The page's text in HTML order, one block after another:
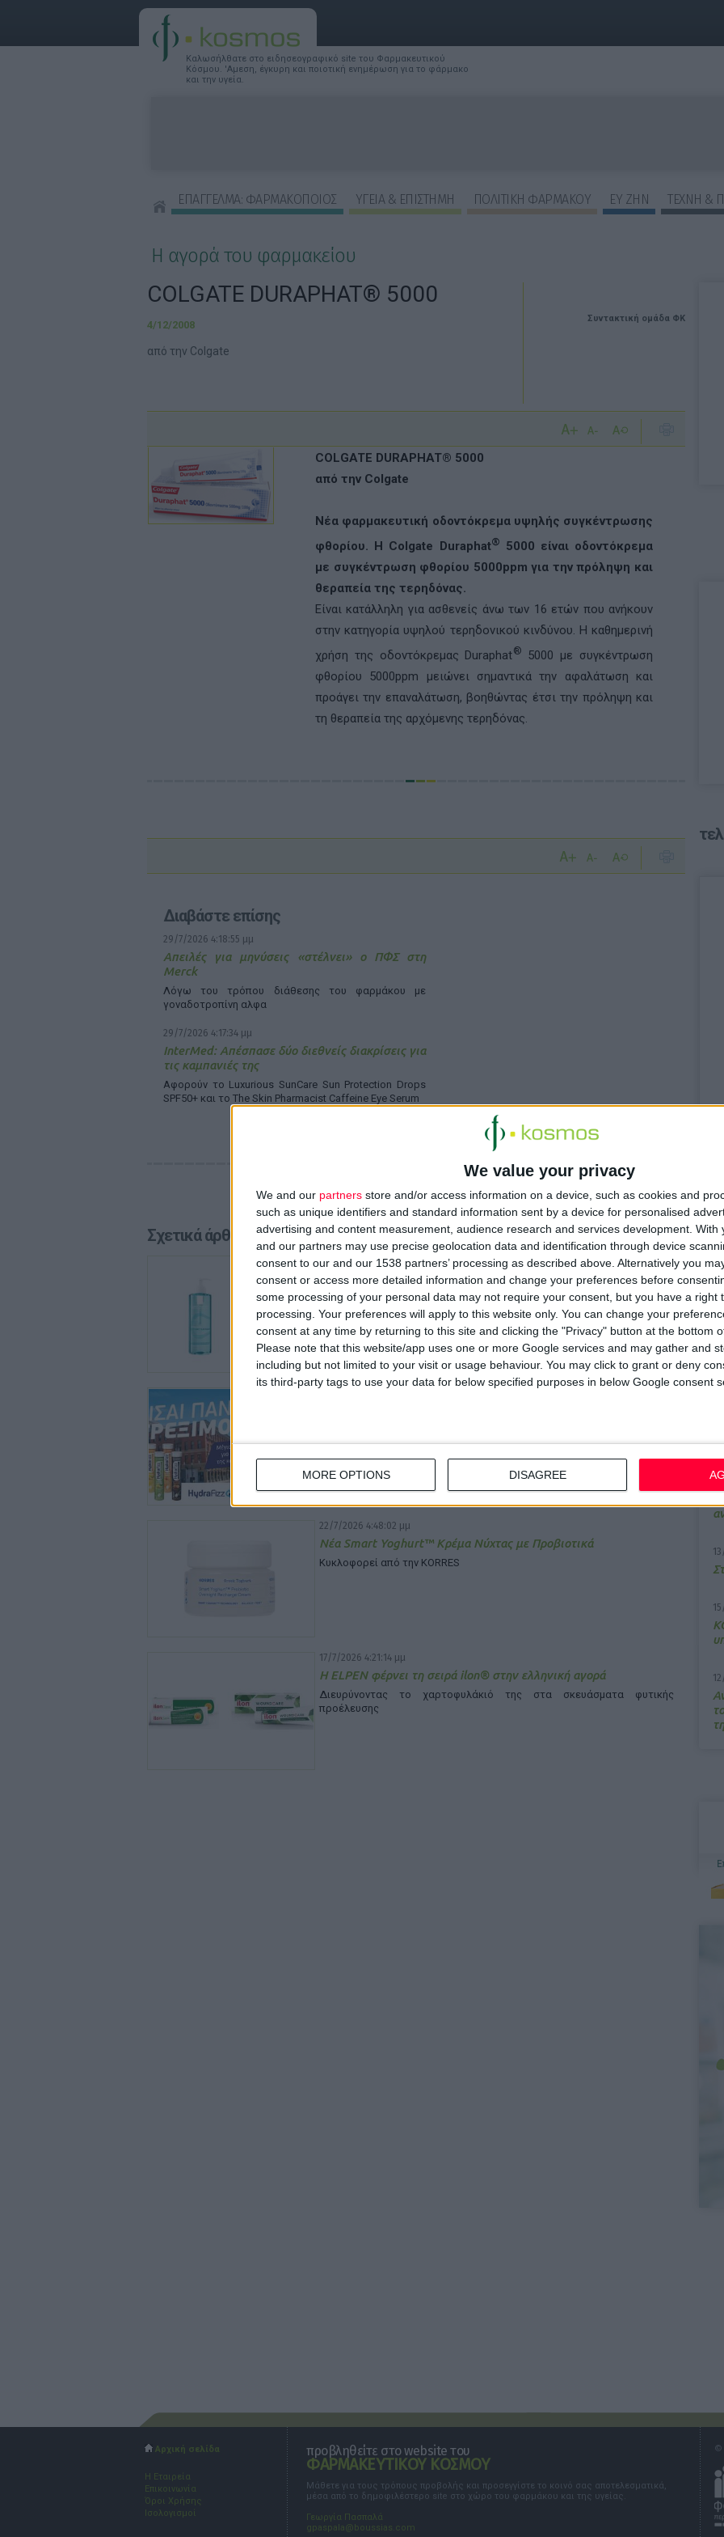
We value your privacy
We and our partners store and/or access information on a device, such as cookies and
such as unique identifiers and standard information sent by a device for personalised
advertising and content measurement, audience research and services development. With
and our partners may use precise geolocation data and identification through device
consent to our and our 1538 partners’ processing as described above. Alternatively you
consent or access more detailed information and change your preferences before
some processing of your personal data may not require your consent, but you have a right
processing. Your preferences will apply to this website only. You can change your
consent at any time by returning to this site and clicking the "Privacy" button at the bottom
Please note that this website/app uses one or more Google services and may gather and
including but not limited to your visit or usage behaviour. You may click to grant or deny
its third-party tags to use your data for below specified purposes in below Google consent
MORE OPTIONS DISAGREE
Καλωσήλθατε στο ειδησεογραφικό site του Φαρμακευτικού
Κόσμου. 'Αμεση, έγκυρη και ποιοτική ενημέρωση για το φάρμακο
και την υγεία.
ΕΠΑΓΓΕΛΜΑ: ΦΑΡΜΑΚΟΠΟΙΟΣ ΥΓΕΙΑ & ΕΠΙΣΤΗΜΗ ΠΟΛΙΤΙΚΗ ΦΑΡΜΑΚΟΥ ΕΥ ΖΗΝ
ΤΕΧΝΗ &
Η αγορά του φαρμακείου
7/
Συντακτική ομάδα ΦΚ
COLGATE DURAPHAT® 5000
4/12/2008
από την Colgate
COLGATE DURAPHAT® 5000
από την Colgate
Νέα φαρµακευτική οδοντόκρεµα υψηλής συγκέντρωσης
φθορίου. Η Colgate Duraphat® 5000 είναι οδοντόκρεµα
µε συγκέντρωση φθορίου 5000ppm για την πρόληψη και
θεραπεία της τερηδόνας.
Είναι κατάλληλη για ασθενείς άνω των 16 ετών που ανήκουν
στην κατηγορία υψηλού τερηδονικού κινδύνου. Η καθηµερινή
χρήση της οδοντόκρεµας Duraphat® 5000 µε συγκέντρωση
φθορίου 5000ppm µειώνει σηµαντικά την αφαλάτωση και
προάγει την επαναλάτωση, βοηθώντας έτσι την πρόληψη και
τη θεραπεία της αρχόµενης τερηδόνας.
Διαβάστε επίσης
29/7/2026 4:18:55 μμ
Απειλές για μηνύσεις «στέλνει» ο ΠΦΣ στη
Merck
Λόγω του τρόπου διάθεσης του φαρμάκου με
γοναδοτροπίνη αλφα
29/7/2026 4:17:34 μμ
InterMed: Απέσπασε δύο διεθνείς διακρίσεις για
τις καμπανιές της
Αφορούν το Luxurious SunCare Sun Protection Drops
SPF50+ και το The Skin Pharmacist Caffeine Eye Serum
Σχετικά άρθρα
29/7/2026 4:12:14 μμ
La Roche Posay: Νέα προϊόντα Effaclar Supramolecular
Ολοκληρωμένη ρουτίνα για το λιπαρό δέρμα: καθαρισμός & έλεγχος
λιπαρότητας
Νέα σειρά από τις εταιρείες ΒΙΑΝΕΞ & ΒΙΑΝ
22/7/2026 4:48:02 μμ
Νέα Smart Yoghurt™ Κρέμα Νύχτας με Προβιοτικά
Κυκλοφορεί από την KORRES
17/7/2026 4:21:14 μμ
Η ELPEN φέρνει τη σειρά ilon® στην ελληνική αγορά
Διευρύνοντας το χαρτοφυλάκιό της στα σκευάσματα φυτικής
προέλευσης
Αρχική σελίδα
Η Εταιρεία
Επικοινωνία
Όροι Χρήσης
Ισολογισμοί
προβληθείτε στο website του
ΦΑΡΜΑΚΕΥΤΙΚΟΥ ΚΟΣΜΟΥ
Μάθετε για τους τρόπους προβολής και προσεγγίστε το κοινό σας αποτελεσματικά,
μέσα από το δημοφιλέστερο site στο χώρο του φαρμάκου και της υγείας.
Γεωργία Πασπαλά
gpaspala@boussias.com
©